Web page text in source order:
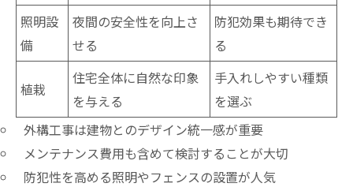
照明設
備
夜間の安全性を向上さ
せる
防犯効果も期待でき
る
植栽
住宅全体に自然な印象
を与える
手入れしやすい種類
を選ぶ
外構工事は建物とのデザイン統一感が重要
メンテナンス費用も含めて検討することが大切
防犯性を高める照明やフェンスの設置が人気